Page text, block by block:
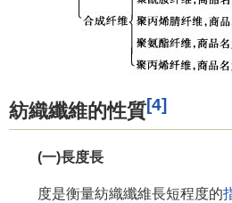
紡織纖維的性質[4]
(一)長度長
度是衡量紡織纖維長短程度的